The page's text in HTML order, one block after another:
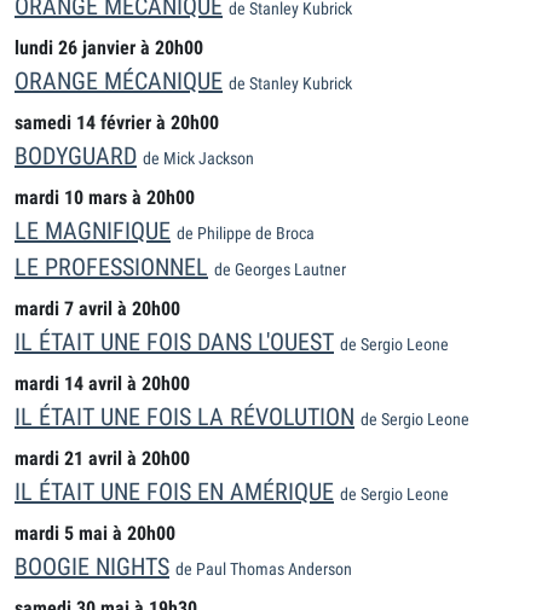
ORANGE MÉCANIQUE de Stanley Kubrick
lundi 26 janvier à 20h00
ORANGE MÉCANIQUE de Stanley Kubrick
samedi 14 février à 20h00
BODYGUARD de Mick Jackson
mardi 10 mars à 20h00
LE MAGNIFIQUE de Philippe de Broca
LE PROFESSIONNEL de Georges Lautner
mardi 7 avril à 20h00
IL ÉTAIT UNE FOIS DANS L'OUEST de Sergio Leone
mardi 14 avril à 20h00
IL ÉTAIT UNE FOIS LA RÉVOLUTION de Sergio Leone
mardi 21 avril à 20h00
IL ÉTAIT UNE FOIS EN AMÉRIQUE de Sergio Leone
mardi 5 mai à 20h00
BOOGIE NIGHTS de Paul Thomas Anderson